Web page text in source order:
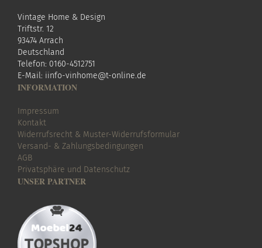
Vintage Home & Design
Triftstr. 12
93474 Arrach
Deutschland
Telefon: 0160-4512751
E-Mail: iinfo-vinhome@t-online.de
INFORMATION
Impressum
Kontakt
Widerrufsrecht & Muster-Widerrufsformular
Versand- & Zahlungsbedingungen
AGB
Privatsphäre und Datenschutz
UNSER PARTNER